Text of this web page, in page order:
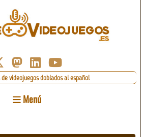
videojuegos doblados al español
Menú